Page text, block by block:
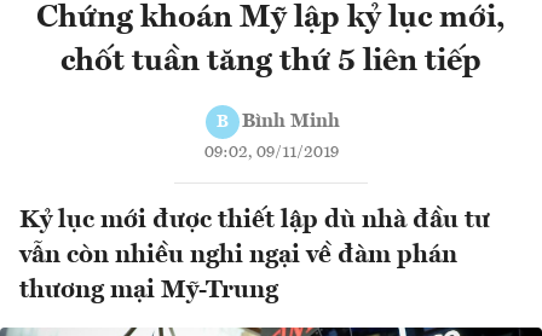
Chứng khoán Mỹ lập kỷ lục mới,
chốt tuần tăng thứ 5 liên tiếp
B Bình Minh
09:02, 09/11/2019
Kỷ lục mới được thiết lập dù nhà đầu tư
vẫn còn nhiều nghi ngại về đàm phán
thương mại Mỹ-Trung